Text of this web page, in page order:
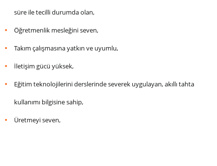
süre ile tecilli durumda olan,
Öğretmenlik mesleğini seven,
Takım çalışmasına yatkın ve uyumlu,
İletişim gücü yüksek,
Eğitim teknolojilerini derslerinde severek uygulayan, akıllı tahta
kullanımı bilgisine sahip,
Üretmeyi seven,